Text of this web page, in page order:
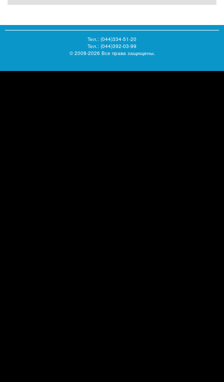
Тел.: (044)334-51-20
Тел.: (044)392-03-99
© 2008-2026 Все права защищены.